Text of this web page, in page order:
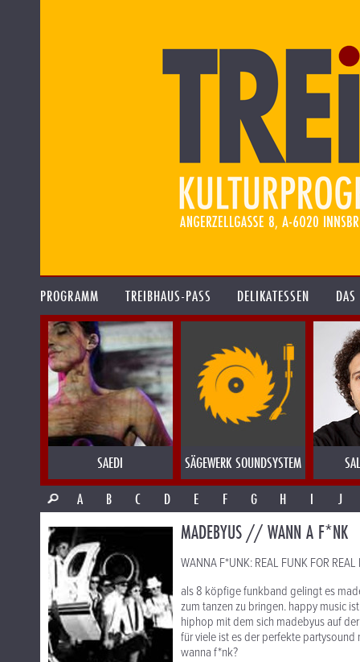
PROGRAMM TREIBHAUS-PASS DELIKATESSEN
SAEDI SÄGEWERK SOUNDSYSTEM
A
B C D E F G H I J
MADEBYUS // WANN A F*NK
WANNA F*UNK: REAL FUNK FOR REAL
als 8 köpfige funkband gelingt es
zum tanzen zu bringen. happy music
hiphop mit dem sich madebyus auf
für viele ist es der perfekte
wanna f*nk?